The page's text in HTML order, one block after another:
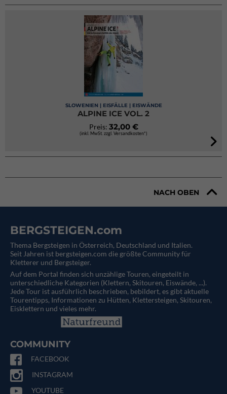
SLOWENIEN | EISFÄLLE | EISWÄNDE
ALPINE ICE VOL. 2
Preis: 32,00 €
(inkl. MwSt. zzgl. Versandkosten*)
NACH OBEN
BERGSTEIGEN.com
Thema Bergsteigen in Österreich, Deutschland und Italien.
Seit Jahren ist bergsteigen.com die größte Community für
Kletterer und Bergsteiger.
Auf dem Portal finden sich unzählige Touren, eingeteilt in
unterschiedliche Kategorien (Klettern, Skitouren, Eiswände, ...).
Jede Tour ist ausführlich beschrieben, bebildert, es gibt aktuelle
Tourentipps, Informationen zu Hütten, Klettersteigen, Skitouren,
Eisklettern und vieles mehr.
COMMUNITY
FACEBOOK
INSTAGRAM
YOUTUBE